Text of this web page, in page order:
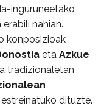
inguruneetako
nahian.
konposizioak
eta Azkue
tradizionaletan
dituzte.